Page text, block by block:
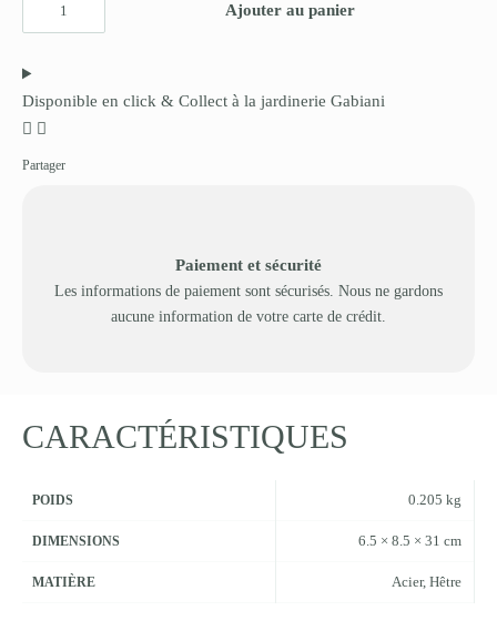
Ajouter au panier
Disponible en click & Collect à la jardinerie Gabiani
Partager
Paiement et sécurité
Les informations de paiement sont sécurisés. Nous ne gardons
aucune information de votre carte de crédit.
CARACTÉRISTIQUES
POIDS 0.205 kg
DIMENSIONS 6.5 × 8.5 × 31 cm
MATIÈRE Acier, Hêtre